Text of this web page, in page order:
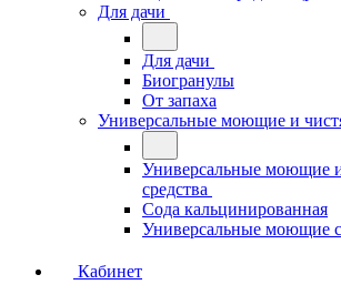
Для дачи
Для дачи
Биогранулы
От запаха
Универсальные моющие и
Универсальные моющие
средства
Сода кальцинированная
Универсальные моющие
Кабинет